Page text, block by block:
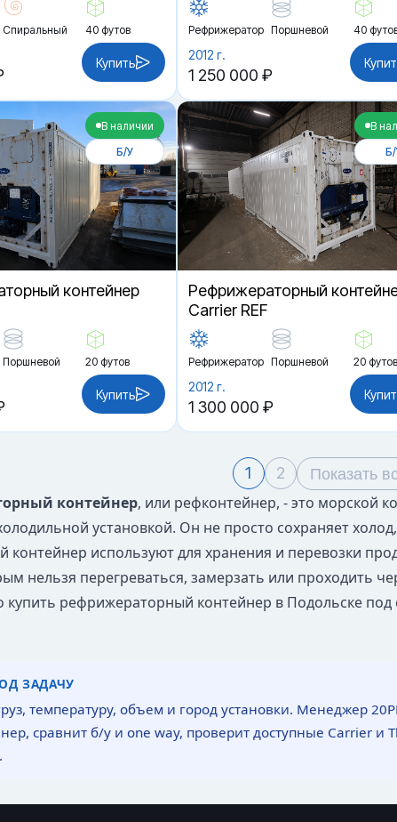
Спиральный 40 футов
Купить
Рефрижератор Поршневой 40
2012 г.
1 250 000 ₽
В наличии
Б/У
контейнер
Поршневой 20 футов
Купить
В
Рефрижераторный
Carrier REF
Рефрижератор Поршневой 20 футов
2012 г.
1 300 000 ₽
1 2 Показать
контейнер, или рефконтейнер, - это морской
установкой. Он не просто сохраняет
контейнер используют для хранения и перевозки
нельзя перегреваться, замерзать или проходить
рефрижераторный контейнер в Подольске под
ЗАДАЧУ
температуру, объем и город установки. Менеджер
сравнит б/у и one way, проверит доступные Carrier и